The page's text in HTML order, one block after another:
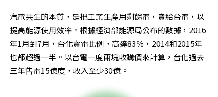
汽電共生的本質，是把工業生產用剩餘電，賣給台電，以
提高能源使用效率。根據經濟部能源局公布的數據，2016
年1月到7月，台化賣電比例，高達83％，2014和2015年
也都超過一半。以台電一度兩塊收購價來計算，台化過去
三年售電15億度，收入至少30億。